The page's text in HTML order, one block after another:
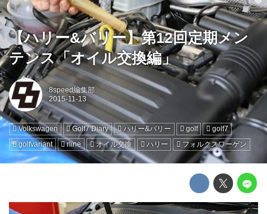
【ハリー&バリー】第12回定期メン
テンス「オイル交換編」
8speed編集部
Volkswagen Golf7 Diary ハリー&バリー golf
golf7
golfvariant
rline オイル交換 ハリー フォルクスワーゲン